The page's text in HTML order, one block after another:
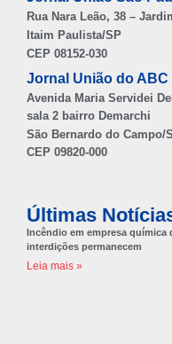
Rua Nara Leão, 38 –
Itaim Paulista/SP
CEP 08152-030
Jornal União do ABC
Avenida Maria Servidei
sala 2 bairro Demarchi
São Bernardo do Campo/
CEP 09820-000
Últimas
Incêndio em empresa química
interdições permanecem
Leia mais »